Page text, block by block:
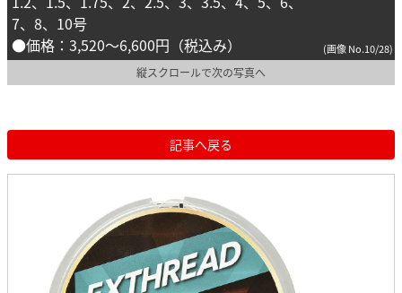
7、8、10号
●価格：3,520〜6,600円（税込み）
(画像 No.10/28)
縦スクロールで次の写真へ
記事へ戻る